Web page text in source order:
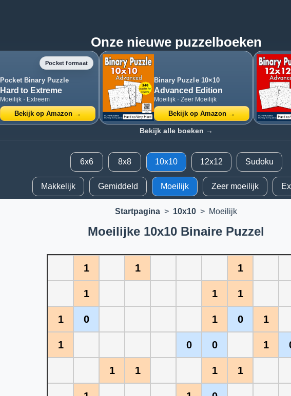
Onze nieuwe puzzelboeken
Pocket formaat
Pocket Binary Puzzle
Hard to Extreme
Moeilijk · Extreem
Bekijk op Amazon →
Binary Puzzle 10×10
Advanced Edition
Moeilijk · Zeer Moeilijk
Bekijk op Amazon →
Bekijk alle boeken →
6x6 8x8 10x10 12x12 Sudoku
Makkelijk Gemiddeld Moeilijk Zeer moeilijk
Startpagina > 10x10 > Moeilijk
Moeilijke 10x10 Binaire Puzzel
1 1 1
1 1 1
1 0 1 0 1
1 0 0 1
1 1 1 1